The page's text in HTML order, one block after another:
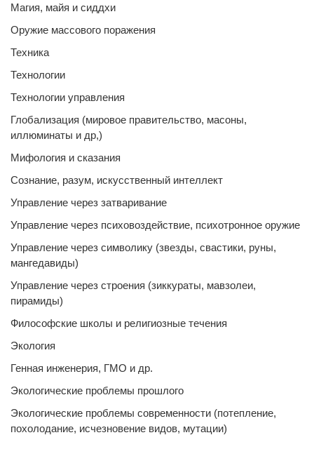
Магия, майя и сиддхи
Оружие массового поражения
Техника
Технологии
Технологии управления
Глобализация (мировое правительство, масоны,
иллюминаты и др,)
Мифология и сказания
Сознание, разум, искусственный интеллект
Управление через затваривание
Управление через психовоздействие, психотронное оружие
Управление через символику (звезды, свастики, руны,
мангедавиды)
Управление через строения (зиккураты, мавзолеи,
пирамиды)
Философские школы и религиозные течения
Экология
Генная инженерия, ГМО и др.
Экологические проблемы прошлого
Экологические проблемы современности (потепление,
похолодание, исчезновение видов, мутации)